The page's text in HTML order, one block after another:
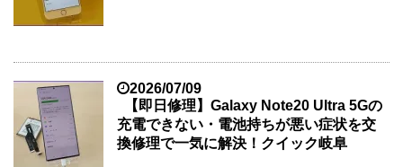
2026/07/09
【即日修理】Galaxy Note20 Ultra 5Gの
充電できない・電池持ちが悪い症状を交
換修理で一気に解決！クイック岐阜